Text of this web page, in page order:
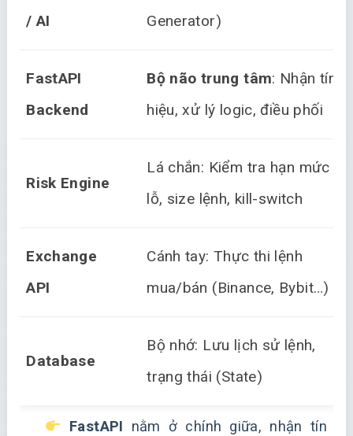
/ AI
Generator)
FastAPI
Backend
Bộ não trung tâm: Nhận tín
hiệu, xử lý logic, điều phối
Risk Engine
Lá chắn: Kiểm tra hạn mức
lỗ, size lệnh, kill-switch
Exchange
API
Cánh tay: Thực thi lệnh
mua/bán (Binance, Bybit…)
Database
Bộ nhớ: Lưu lịch sử lệnh,
trạng thái (State)
FastAPI nằm ở chính giữa, nhận tín